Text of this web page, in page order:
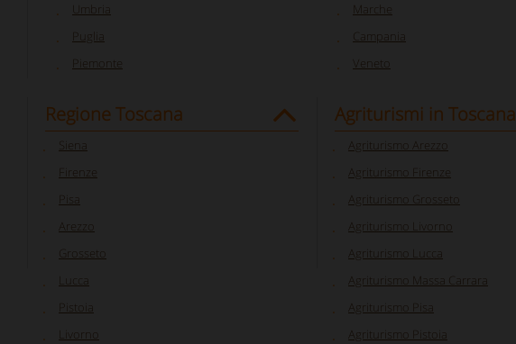
Umbria
Puglia
Piemonte
Marche
Campania
Veneto
Regione Toscana
Siena
Firenze
Pisa
Arezzo
Grosseto
Lucca
Pistoia
Livorno
Agriturismi in Toscana
Agriturismo Arezzo
Agriturismo Firenze
Agriturismo Grosseto
Agriturismo Livorno
Agriturismo Lucca
Agriturismo Massa Carrara
Agriturismo Pisa
Agriturismo Pistoia